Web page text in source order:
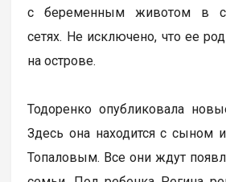
с беременным животом в
сетях. Не исключено, что ее
на острове.
Тодоренко опубликовала
Здесь она находится с сыном
Топаловым. Все они ждут